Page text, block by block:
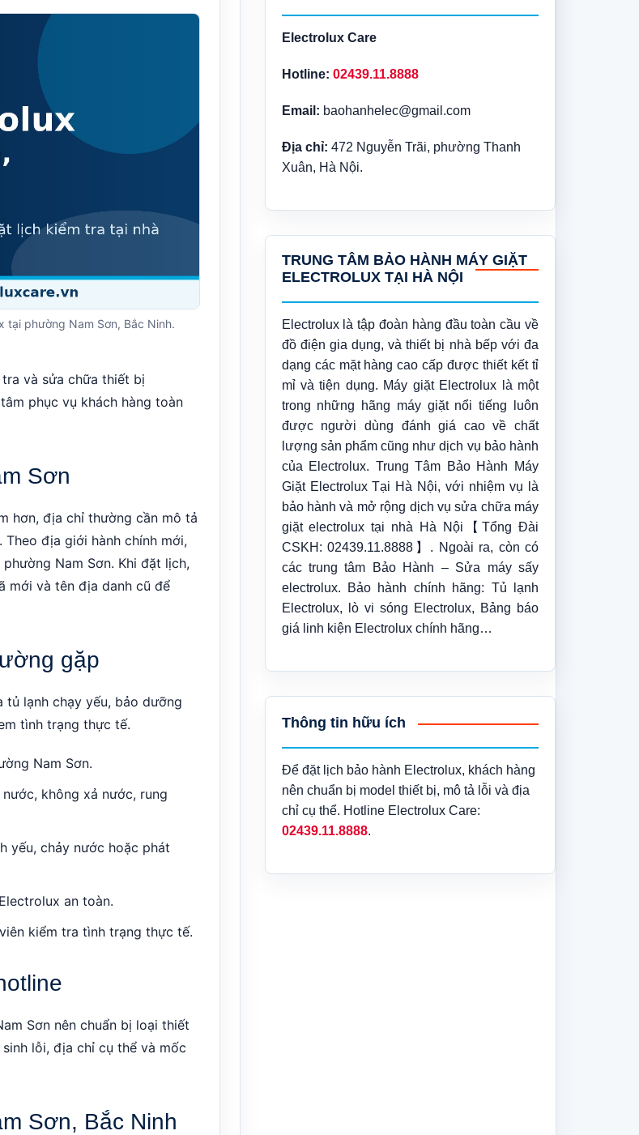
tại phường Nam Sơn, Bắc Ninh.
và sửa chữa thiết bị
phục vụ khách hàng toàn
Sơn
hơn, địa chỉ thường cần mô tả
địa giới hành chính mới,
Nam Sơn. Khi đặt lịch,
mới và tên địa danh cũ để
gặp
lạnh chạy yếu, bảo dưỡng
tình trạng thực tế.
Nam Sơn.
không xả nước, rung
yếu, chảy nước hoặc phát
an toàn.
kiểm tra tình trạng thực tế.
Sơn nên chuẩn bị loại thiết
lỗi, địa chỉ cụ thể và mốc
Sơn, Bắc Ninh
Electrolux Care
Hotline: 02439.11.8888
Email: baohanhelec@gmail.com
Địa chỉ: 472 Nguyễn Trãi, phường Thanh
Xuân, Hà Nội.
TRUNG TÂM BẢO HÀNH MÁY GIẶT
ELECTROLUX TẠI HÀ NỘI
Electrolux là tập đoàn hàng đầu toàn cầu về
đồ điện gia dụng, và thiết bị nhà bếp với đa
dạng các mặt hàng cao cấp được thiết kết tỉ
mỉ và tiện dụng. Máy giặt Electrolux là một
trong những hãng máy giặt nổi tiếng luôn
được người dùng đánh giá cao về chất
lượng sản phẩm cũng như dịch vụ bảo hành
của Electrolux. Trung Tâm Bảo Hành Máy
Giặt Electrolux Tại Hà Nội, với nhiệm vụ là
bảo hành và mở rộng dịch vụ sửa chữa máy
giặt electrolux tại nhà Hà Nội【Tổng Đài
CSKH: 02439.11.8888】. Ngoài ra, còn có
các trung tâm Bảo Hành – Sửa máy sấy
electrolux. Bảo hành chính hãng: Tủ lạnh
Electrolux, lò vi sóng Electrolux, Bảng báo
giá linh kiện Electrolux chính hãng…
Thông tin hữu ích
Để đặt lịch bảo hành Electrolux, khách hàng
nên chuẩn bị model thiết bị, mô tả lỗi và địa
chỉ cụ thể. Hotline Electrolux Care:
02439.11.8888.